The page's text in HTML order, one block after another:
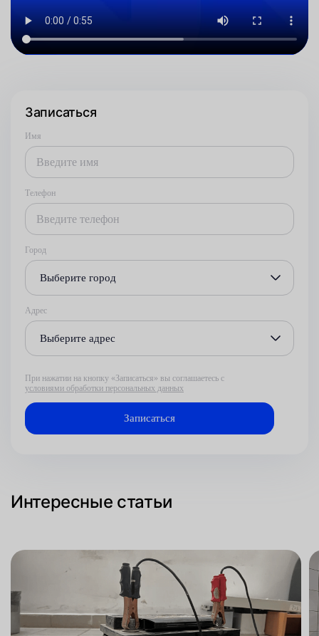
Записаться
Имя
Телефон
Город
Выберите город
Адрес
Выберите адрес
При нажатии на кнопку «Записаться» вы соглашаетесь с
условиями обработки персональных данных
Интересные статьи